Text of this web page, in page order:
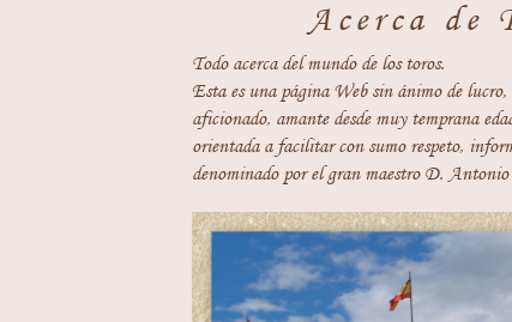
Acerca de
Todo acerca del mundo de los toros.
Esta es una página Web sin ánimo de
aficionado, amante desde muy temprana
orientada a facilitar con sumo respeto,
denominado por el gran maestro D.